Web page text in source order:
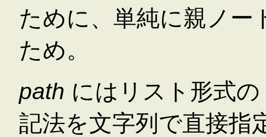
ために、単純に親ノー
ため。
path にはリスト形式
記法を文字列で直接指